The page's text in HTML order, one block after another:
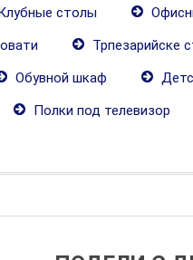
столы
Трпезарийске
Oбувной шкаф
Полки под телевизор